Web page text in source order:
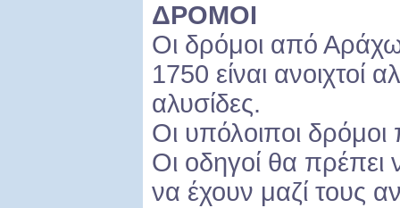
ΔΡΟΜΟΙ
Οι δρόμοι από
1750 είναι ανοιχτοί
αλυσίδες.
Οι υπόλοιποι δρόμοι
Οι οδηγοί θα πρέπει
να έχουν μαζί τους